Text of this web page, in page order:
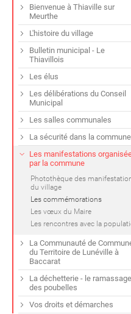
Bienvenue à Thiaville sur
Meurthe
L'histoire du village
Bulletin municipal - Le
Thiavillois
Les élus
Les délibérations du Conseil
Municipal
Les salles communales
La sécurité dans la commune
Les manifestations
par la commune
Photothèque des
du village
Les commémorations
Les vœux du Maire
Les rencontres avec la
La Communauté de
du Territoire de Lunéville à
Baccarat
La déchetterie - le ramassage
des poubelles
Vos droits et démarches